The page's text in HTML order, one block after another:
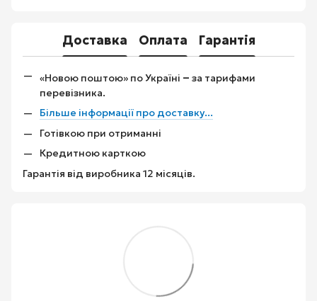
Доставка Оплата Гарантія
«Новою поштою» по Україні – за тарифами
перевізника.
Більше інформації про доставку...
Готівкою при отриманні
Кредитною карткою
Гарантія від виробника 12 місяців.